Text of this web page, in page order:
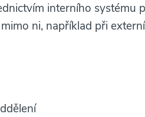
interního systému
ni, například při